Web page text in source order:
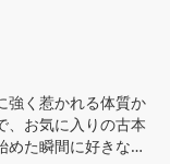
強く惹かれる体質か
、お気に入りの古本
めた瞬間に好きな要